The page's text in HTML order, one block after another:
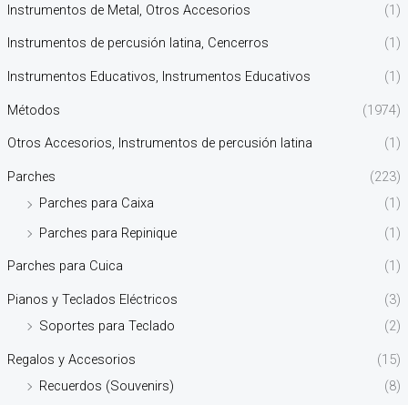
Instrumentos de Metal, Otros Accesorios (1)
Instrumentos de percusión latina, Cencerros (1)
Instrumentos Educativos, Instrumentos Educativos (1)
Métodos (1974)
Otros Accesorios, Instrumentos de percusión latina (1)
Parches
(223)
Parches para Caixa
(1)
Parches para Repinique
(1)
Parches para Cuica (1)
Pianos y Teclados Eléctricos
(3)
Soportes para Teclado
(2)
Regalos y Accesorios
(15)
Recuerdos (Souvenirs)
(8)